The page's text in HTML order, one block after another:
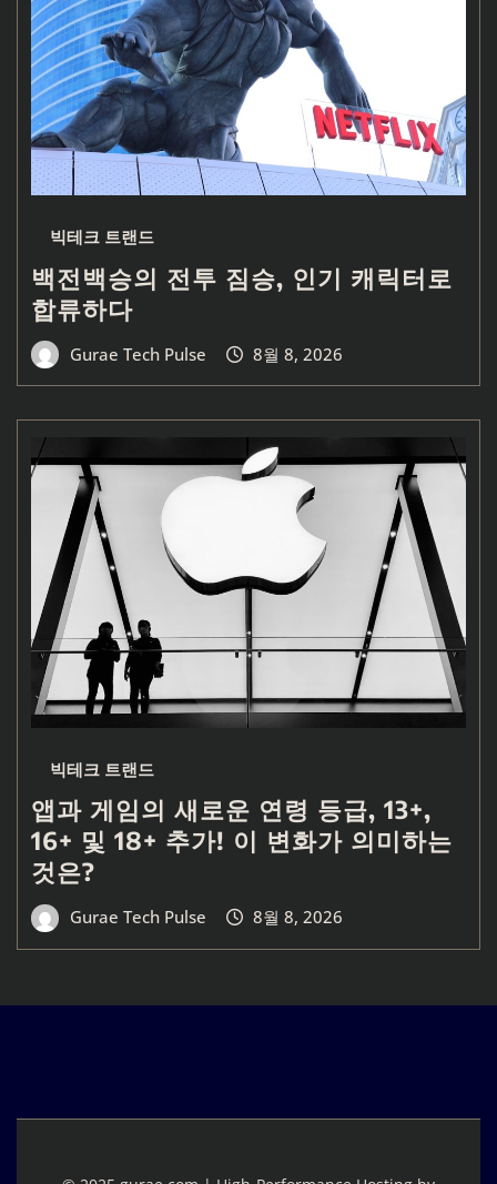
빅테크 트랜드
백전백승의 전투 짐승, 인기 캐릭터로
합류하다
Gurae Tech Pulse 8월 8, 2026
빅테크 트랜드
앱과 게임의 새로운 연령 등급, 13+,
16+ 및 18+ 추가! 이 변화가 의미하는
것은?
Gurae Tech Pulse 8월 8, 2026